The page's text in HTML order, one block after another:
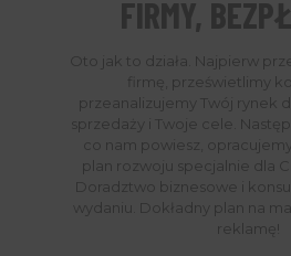
FIRMY,
Oto jak to działa. Najpierw
firmę, prześwietlimy
przeanalizujemy Twój rynek
sprzedaży i Twoje cele.
co nam powiesz,
plan rozwoju specjalnie dla
Doradztwo biznesowe i
wydaniu. Dokładny plan na
reklamę!